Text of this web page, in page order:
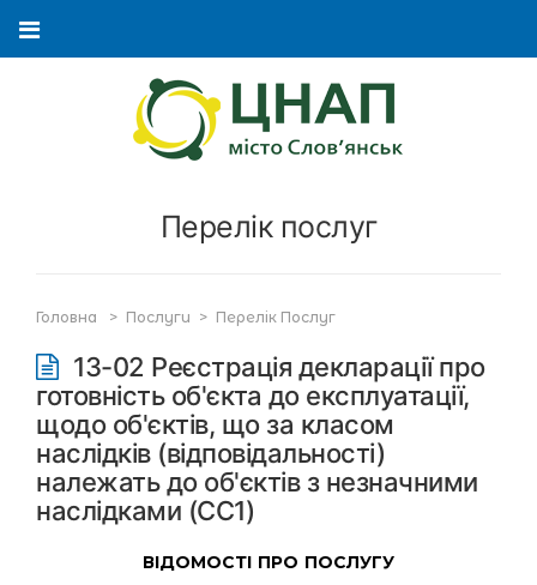
Перелік послуг
Головна > Послуги > Перелік Послуг
13-02 Реєстрація декларації про
готовність об'єкта до експлуатації,
щодо об'єктів, що за класом
наслідків (відповідальності)
належать до об'єктів з незначними
наслідками (СС1)
ВІДОМОСТІ ПРО ПОСЛУГУ